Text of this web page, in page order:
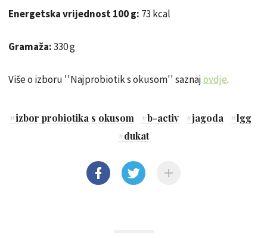
Energetska vrijednost 100 g: 73 kcal
Gramaža:330 g
Više o izboru ''Najprobiotik s okusom'' saznajovdje.
#izbor probiotika s okusom #b-activ #jagoda #lgg
#dukat